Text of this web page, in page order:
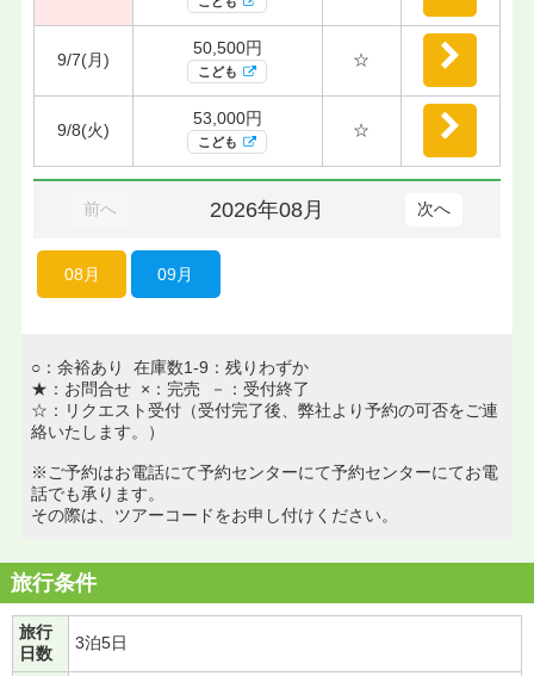
9/7(月)
50,500円
こども
☆
9/8(火)
53,000円
こども
☆
前へ 2026年08月 次へ
08月 09月
○：余裕あり 在庫数1-9：残りわずか
★：お問合せ ×：完売 －：受付終了
☆：リクエスト受付（受付完了後、弊社より予約の可否をご連
絡いたします。）
※ご予約はお電話にて予約センターにて予約センターにてお電
話でも承ります。
その際は、ツアーコードをお申し付けください。
旅行条件
旅行
日数
3泊5日